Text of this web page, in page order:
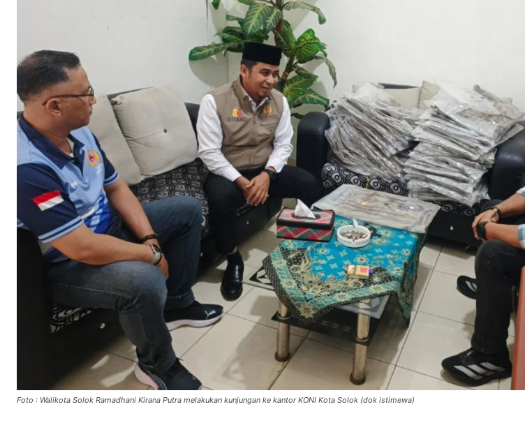
Foto : Walikota Solok Ramadhani Kirana Putra melakukan kunjungan ke kantor KONI Kota Solok (dok istimewa)